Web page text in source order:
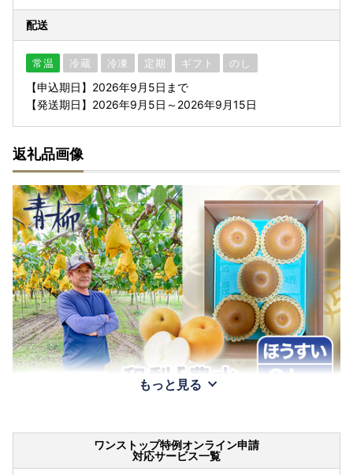
配送
常温 冷蔵 冷凍 定期 ギフト のし
【申込期日】2026年9月5日まで
【発送期日】2026年9月5日～2026年9月15日
返礼品画像
もっと見る
ワンストップ特例オンライン申請
対応サービス一覧